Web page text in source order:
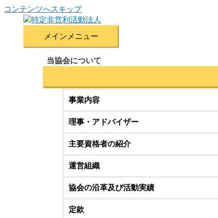
コンテンツへスキップ
メインメニュー
当協会について
事業内容
理事・アドバイザー
主要資格者の紹介
運営組織
協会の沿革及び活動実績
定款